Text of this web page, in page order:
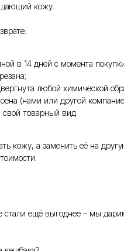
кожу.
в 14 дней с момента
любой химической
(нами или другой
свой товарный вид
кожу, а заменить её на
стали ещё выгоднее – мы